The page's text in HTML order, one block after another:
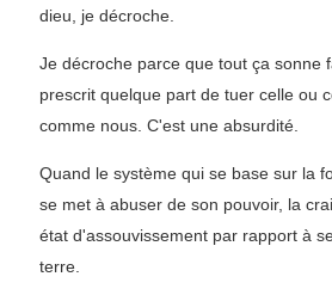
dieu, je décroche.
Je décroche parce que tout ça sonne
prescrit quelque part de tuer celle ou
comme nous. C'est une absurdité.
Quand le système qui se base sur la
se met à abuser de son pouvoir, la
état d'assouvissement par rapport à
terre.